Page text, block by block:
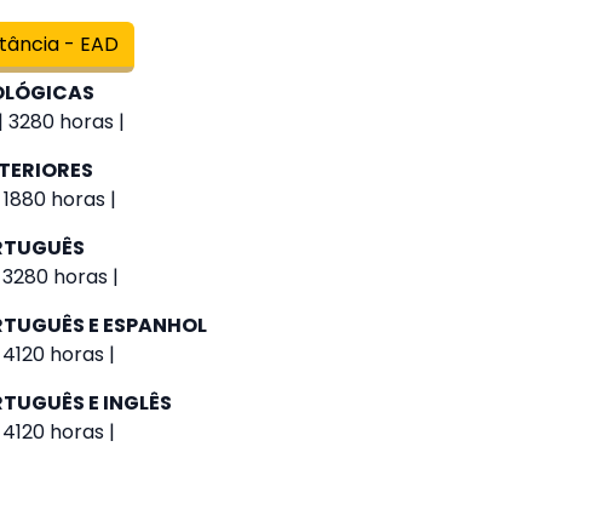
- EAD
horas |
horas |
horas |
E ESPANHOL
horas |
E INGLÊS
horas |